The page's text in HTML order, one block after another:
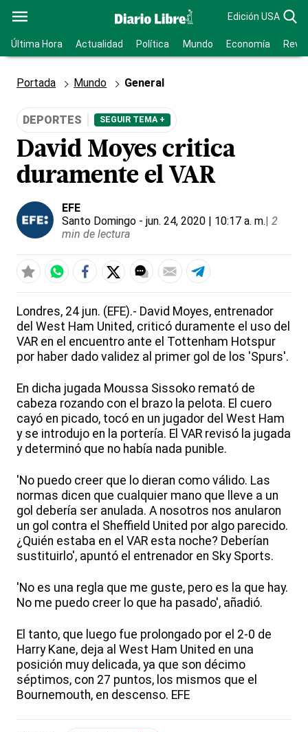
Edición USA
Última Hora Actualidad Política Mundo Economía
Portada Mundo General
DEPORTES SEGUIR TEMA +
David Moyes critica
duramente el VAR
EFE
Santo Domingo - jun. 24, 2020 | 10:17 a. m.| 2
min de lectura
Londres, 24 jun. (EFE).- David Moyes, entrenador
del West Ham United, criticó duramente el uso del
VAR en el encuentro ante el Tottenham Hotspur
por haber dado validez al primer gol de los 'Spurs'.
En dicha jugada Moussa Sissoko remató de
cabeza rozando con el brazo la pelota. El cuero
cayó en picado, tocó en un jugador del West Ham
y se introdujo en la portería. El VAR revisó la jugada
y determinó que no había nada punible.
'No puedo creer que lo dieran como válido. Las
normas dicen que cualquier mano que lleve a un
gol debería ser anulada. A nosotros nos anularon
un gol contra el Sheffield United por algo parecido.
¿Quién estaba en el VAR esta noche? Deberían
sustituirlo', apuntó el entrenador en Sky Sports.
'No es una regla que me guste, pero es la que hay.
No me puedo creer lo que ha pasado', añadió.
El tanto, que luego fue prolongado por el 2-0 de
Harry Kane, deja al West Ham United en una
posición muy delicada, ya que son décimo
séptimos, con 27 puntos, los mismos que el
Bournemouth, en descenso. EFE